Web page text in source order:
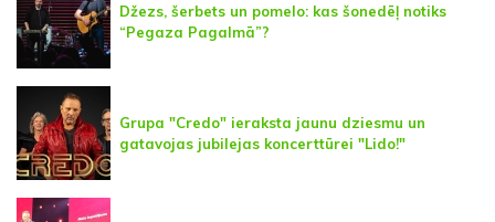
Džezs, šerbets un pomelo: kas šonedēļ notiks
“Pegaza Pagalmā”?
Grupa "Credo" ieraksta jaunu dziesmu un
gatavojas jubilejas koncerttūrei "Lido!"